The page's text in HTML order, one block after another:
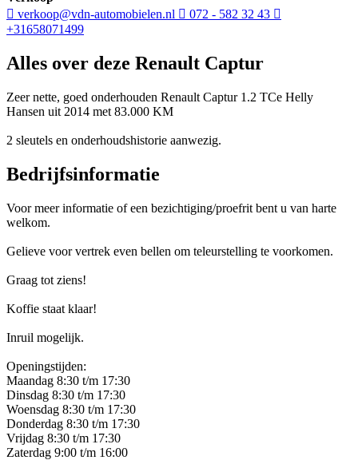
verkoop@vdn-automobielen.nl
072 - 582 32 43
+31658071499
Alles over deze Renault Captur
Zeer nette, goed onderhouden Renault Captur 1.2 TCe Helly
Hansen uit 2014 met 83.000 KM
2 sleutels en onderhoudshistorie aanwezig.
Bedrijfsinformatie
Voor meer informatie of een bezichtiging/proefrit bent u van harte
welkom.
Gelieve voor vertrek even bellen om teleurstelling te voorkomen.
Graag tot ziens!
Koffie staat klaar!
Inruil mogelijk.
Openingstijden:
Maandag 8:30 t/m 17:30
Dinsdag 8:30 t/m 17:30
Woensdag 8:30 t/m 17:30
Donderdag 8:30 t/m 17:30
Vrijdag 8:30 t/m 17:30
Zaterdag 9:00 t/m 16:00